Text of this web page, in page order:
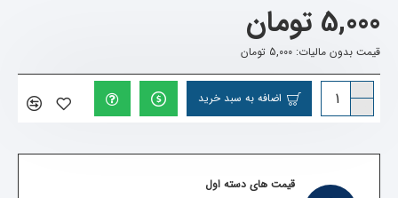
5,000 تومان
قیمت بدون مالیات: 5,000 تومان
اضافه به سبد خرید
قیمت های دسته اول